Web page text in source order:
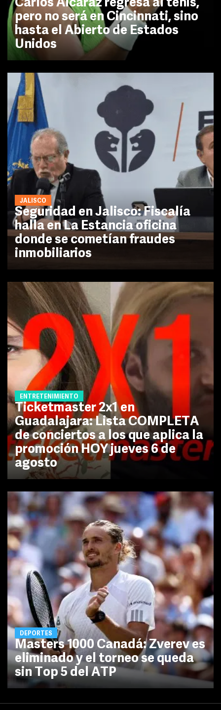
Carlos Alcaraz regresa al tenis,
pero no será en Cincinnati, sino
hasta el Abierto de Estados
Unidos
JALISCO
Seguridad en Jalisco: Fiscalía
halla en La Estancia oficina
donde se cometían fraudes
inmobiliarios
ENTRETENIMIENTO
Ticketmaster 2x1 en
Guadalajara: Lista COMPLETA
de conciertos a los que aplica la
promoción HOY jueves 6 de
agosto
DEPORTES
Masters 1000 Canadá: Zverev es
eliminado y el torneo se queda
sin Top 5 del ATP